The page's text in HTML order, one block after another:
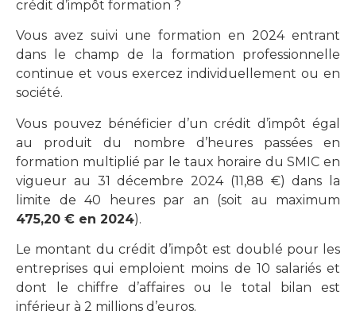
crédit d’impôt formation ?
Vous avez suivi une formation en 2024 entrant
dans le champ de la formation professionnelle
continue et vous exercez individuellement ou en
société.
Vous pouvez bénéficier d’un crédit d’impôt égal
au produit du nombre d’heures passées en
formation multiplié par le taux horaire du SMIC en
vigueur au 31 décembre 2024 (11,88 €) dans la
limite de 40 heures par an (soit au maximum
475,20 € en 2024).
Le montant du crédit d’impôt est doublé pour les
entreprises qui emploient moins de 10 salariés et
dont le chiffre d’affaires ou le total bilan est
inférieur à 2 millions d’euros.